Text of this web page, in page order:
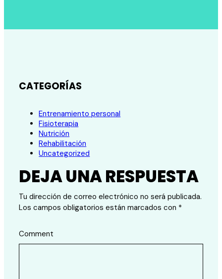
CATEGORÍAS
Entrenamiento personal
Fisioterapia
Nutrición
Rehabilitación
Uncategorized
DEJA UNA RESPUESTA
Tu dirección de correo electrónico no será publicada.
Los campos obligatorios están marcados con *
Comment